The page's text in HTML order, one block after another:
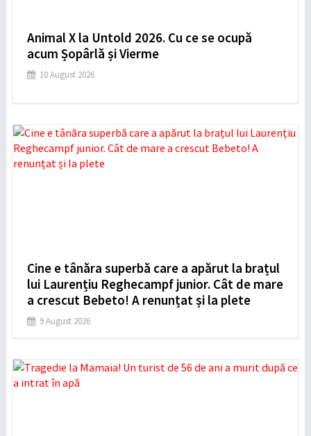
Animal X la Untold 2026. Cu ce se ocupă
acum Șopârlă și Vierme
10 August 2026
Cine e tânăra superbă care a apărut la brațul
lui Laurențiu Reghecampf junior. Cât de mare
a crescut Bebeto! A renunțat și la plete
9 August 2026